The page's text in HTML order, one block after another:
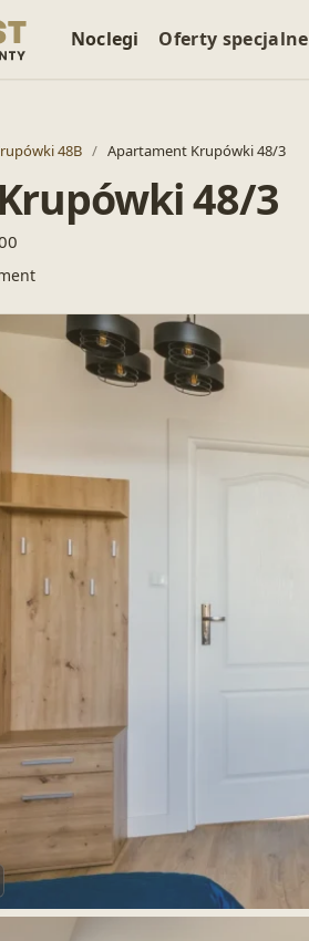
Noclegi Oferty specjalne
48B / Apartament Krupówki 48/3
48/3